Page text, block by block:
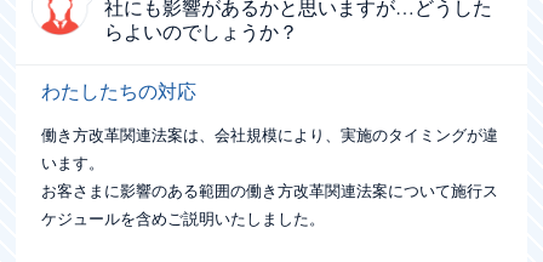
社にも影響があるかと思いますが…どうした
らよいのでしょうか？
わたしたちの対応
働き方改革関連法案は、会社規模により、実施のタイミングが違
います。
お客さまに影響のある範囲の働き方改革関連法案について施行ス
ケジュールを含めご説明いたしました。